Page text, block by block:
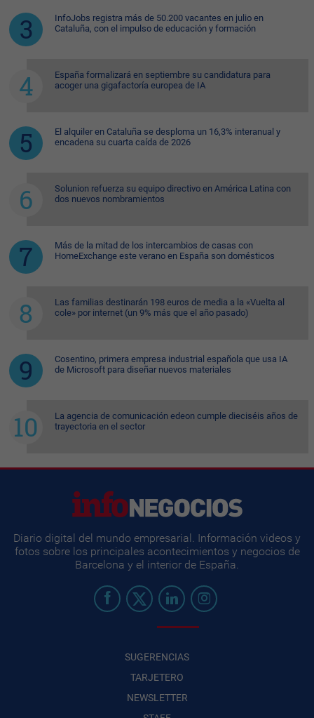
InfoJobs registra más de 50.200 vacantes en julio en
Cataluña, con el impulso de educación y formación
España formalizará en septiembre su candidatura para
acoger una gigafactoría europea de IA
El alquiler en Cataluña se desploma un 16,3% interanual y
encadena su cuarta caída de 2026
Solunion refuerza su equipo directivo en América Latina con
dos nuevos nombramientos
Más de la mitad de los intercambios de casas con
HomeExchange este verano en España son domésticos
Las familias destinarán 198 euros de media a la «Vuelta al
cole» por internet (un 9% más que el año pasado)
Cosentino, primera empresa industrial española que usa IA
de Microsoft para diseñar nuevos materiales
La agencia de comunicación edeon cumple dieciséis años de
trayectoria en el sector
Diario digital del mundo empresarial. Información videos y
fotos sobre los principales acontecimientos y negocios de
Barcelona y el interior de España.
SUGERENCIAS
TARJETERO
NEWSLETTER